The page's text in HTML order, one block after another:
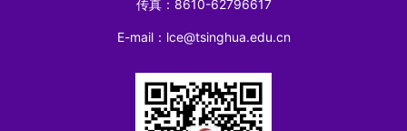
传真：8610-62796617
E-mail：lce@tsinghua.edu.cn